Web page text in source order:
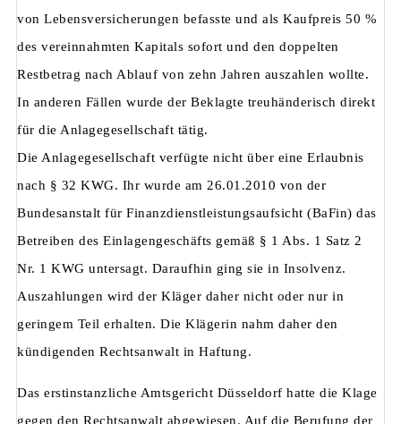
von Lebensversicherungen befasste und als Kaufpreis 50 %
des vereinnahmten Kapitals sofort und den doppelten
Restbetrag nach Ablauf von zehn Jahren auszahlen wollte.
In anderen Fällen wurde der Beklagte treuhänderisch direkt
für die Anlagegesellschaft tätig.
Die Anlagegesellschaft verfügte nicht über eine Erlaubnis
nach § 32 KWG. Ihr wurde am 26.01.2010 von der
Bundesanstalt für Finanzdienstleistungsaufsicht (BaFin) das
Betreiben des Einlagengeschäfts gemäß § 1 Abs. 1 Satz 2
Nr. 1 KWG untersagt. Daraufhin ging sie in Insolvenz.
Auszahlungen wird der Kläger daher nicht oder nur in
geringem Teil erhalten. Die Klägerin nahm daher den
kündigenden Rechtsanwalt in Haftung.
Das erstinstanzliche Amtsgericht Düsseldorf hatte die Klage
gegen den Rechtsanwalt abgewiesen. Auf die Berufung der